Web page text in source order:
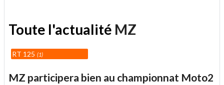
Toute l'actualité MZ
RT 125 1
MZ participera bien au championnat Moto2